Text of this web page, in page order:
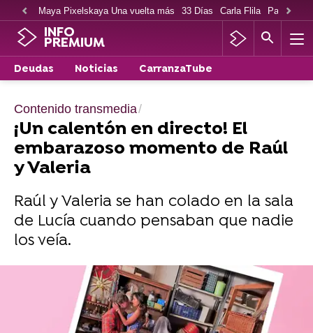
Maya Pixelskaya Una vuelta más 33 Días Carla Flila Paco
INFO
PREMIUM
Deudas Noticias CarranzaTube
Contenido transmedia
¡Un calentón en directo! El
embarazoso momento de Raúl
y Valeria
Raúl y Valeria se han colado en la sala
de Lucía cuando pensaban que nadie
los veía.